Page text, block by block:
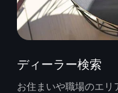
ディーラー検索
お住まいや職場のエ